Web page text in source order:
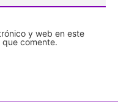
y web en este
comente.